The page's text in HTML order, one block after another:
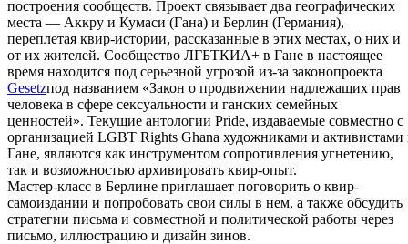
построения сообществ. Проект связывает два географических
места — Аккру и Кумаси (Гана) и Берлин (Германия),
переплетая квир-истории, рассказанные в этих местах, о них и
от их жителей. Сообщество ЛГБТКИА+ в Гане в настоящее
время находится под серьезной угрозой из-за законопроекта
Gesetzпод названием «Закон о продвижении надлежащих прав
человека в сфере сексуальности и ганских семейных
ценностей». Текущие антологии Pride, издаваемые совместно с
организацией LGBT Rights Ghana художниками и активистами
Гане, являются как инструментом сопротивления угнетению,
так и возможностью архивировать квир-опыт.
Мастер-класс в Берлине приглашает поговорить о квир-
самоиздании и попробовать свои силы в нем, а также обсудить
стратегии письма и совместной и политической работы через
письмо, иллюстрацию и дизайн зинов.